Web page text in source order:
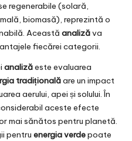
regenerabile (solară,
biomasă), reprezintă o
Această analizăva
fiecărei categorii.
analizăeste evaluarea
tradiționalăare un impact
aerului, apei și solului. În
aceste efecte
mai sănătos pentru planetă.
pentru energia verdepoate